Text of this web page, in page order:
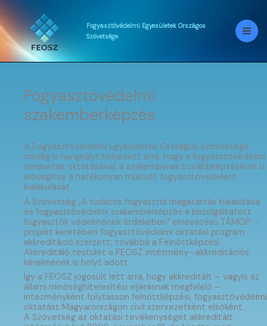
Skip
to
content
Fogyasztóvédelmi Egyesületek Országos
Szövetsége
Fogyasztóvédelmi
szakemberképzés
A Fogyasztóvédelmi Egyesületek Országos Szövetsége
mindig is hangsúlyt helyezett arra, hogy a fogyasztóvédelmi
ismeretek oktatásával, a szakemberek továbbképzésével is
elősegítse a hatékonyan működő fogyasztóvédelem
kialakulását.
A Szövetség „A tudatos fogyasztói magatartás kialakítása
és fogyasztóvédelmi szakemberképzés a kiszolgáltatott
fogyasztók védelmének érdekében” elnevezésű TÁMOP –
projekt keretében fogyasztóvédelmi oktatási program
akkreditáció szerzett, továbbá a Felnőttképzési
Akkreditáló testület a FEOSZ intézmény- akkreditációs
kérelmének is helyt adott.
Így a FEOSZ jogosult lett arra, hogy akkreditált – vagyis az
állami minőséghitelesítési eljárásnak megfelelő –
intézményként folytasson felnőttképzési, fogyasztóvédelmi
oktatást Magyarországon civil szervezetként elsőként.
A Szövetség az oktatási tevékenységet akkreditált